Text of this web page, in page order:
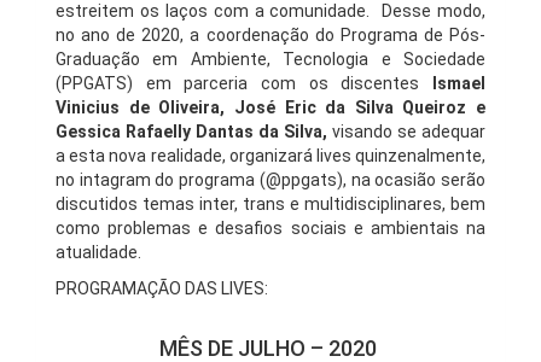
estreitem os laços com a comunidade. Desse modo,
no ano de 2020, a coordenação do Programa de Pós-
Graduação em Ambiente, Tecnologia e Sociedade
(PPGATS) em parceria com os discentes
Ismael
Vinicius de Oliveira, José Eric da Silva Queiroz e
Gessica Rafaelly Dantas da Silva, visando se adequar
a esta nova realidade, organizará lives quinzenalmente,
no intagram do programa (@ppgats), na ocasião serão
discutidos temas inter, trans e multidisciplinares, bem
como problemas e desafios sociais e ambientais na
atualidade.
PROGRAMAÇÃO DAS LIVES:
MÊS DE JULHO – 2020